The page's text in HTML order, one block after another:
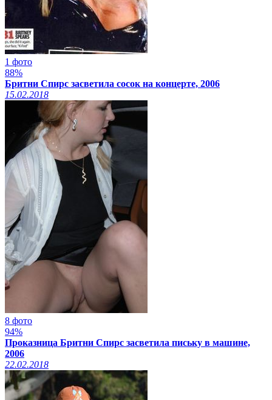
1 фото
88%
Бритни Спирс засветила сосок на концерте, 2006
15.02.2018
8 фото
94%
Проказница Бритни Спирс засветила письку в машине,
2006
22.02.2018